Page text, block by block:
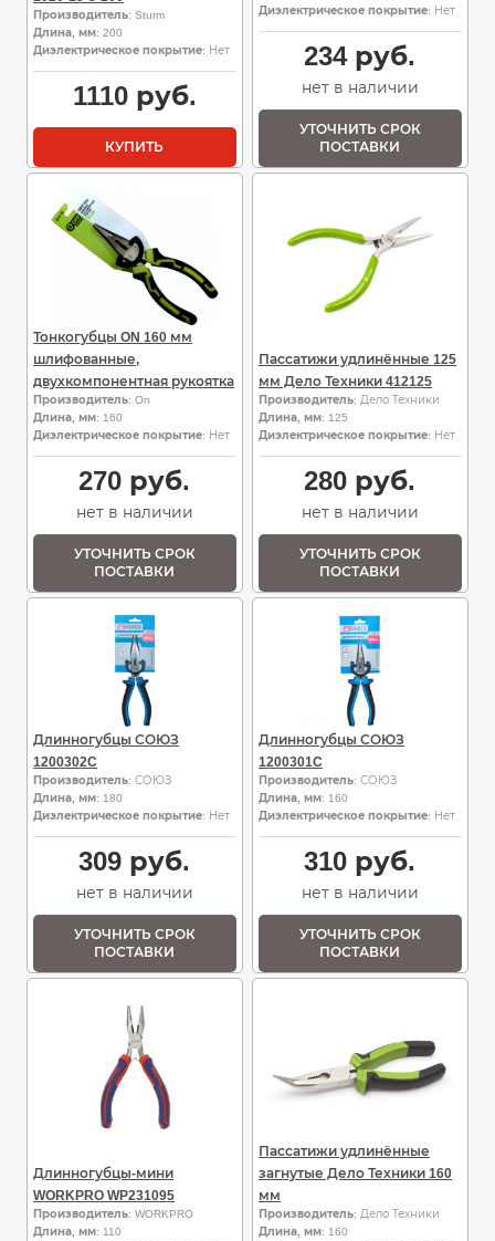
Производитель: Sturm
Длина, мм: 200
Диэлектрическое покрытие: Нет
1110руб.
КУПИТЬ
Диэлектрическое покрытие: Нет
234руб.
нет в наличии
УТОЧНИТЬ СРОК
ПОСТАВКИ
Тонкогубцы ON 160 мм
шлифованные,
двухкомпонентная рукоятка
Производитель: On
Длина, мм: 160
Диэлектрическое покрытие: Нет
270 руб.
нет в наличии
УТОЧНИТЬ СРОК
ПОСТАВКИ
Пассатижи удлинённые 125
мм Дело Техники 412125
Производитель: Дело Техники
Длина, мм: 125
Диэлектрическое покрытие: Нет
280 руб.
нет в наличии
УТОЧНИТЬ СРОК
ПОСТАВКИ
Длинногубцы СОЮЗ
1200302C
Производитель: СОЮЗ
Длина, мм: 180
Диэлектрическое покрытие: Нет
309 руб.
нет в наличии
УТОЧНИТЬ СРОК
ПОСТАВКИ
Длинногубцы СОЮЗ
1200301C
Производитель: СОЮЗ
Длина, мм: 160
Диэлектрическое покрытие: Нет
310 руб.
нет в наличии
УТОЧНИТЬ СРОК
ПОСТАВКИ
Длинногубцы-мини
WORKPRO WP231095
Производитель: WORKPRO
Длина, мм: 110
Пассатижи удлинённые
загнутые Дело Техники 160
мм
Производитель: Дело Техники
Длина, мм: 160